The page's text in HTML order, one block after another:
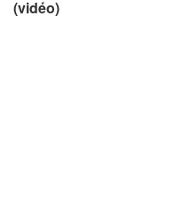
(vidéo)